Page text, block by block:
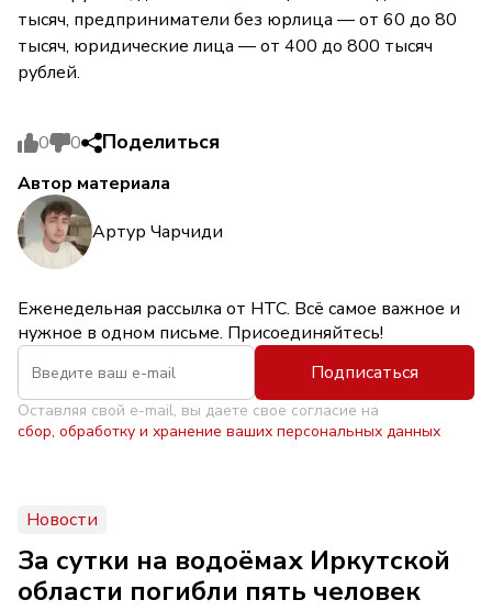
тысяч, предприниматели без юрлица — от 60 до 80
тысяч, юридические лица — от 400 до 800 тысяч
рублей.
0 0 Поделиться
Автор материала
Артур Чарчиди
Еженедельная рассылка от НТС. Всё самое важное и
нужное в одном письме. Присоединяйтесь!
Подписаться
Оставляя свой e-mail, вы даете свое согласие на
сбор, обработку и хранение ваших персональных данных
Новости
За сутки на водоёмах Иркутской
области погибли пять человек